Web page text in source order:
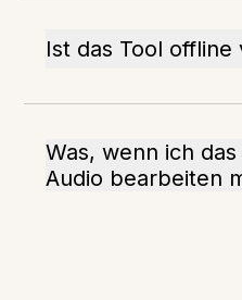
Ist das Tool offline
Was, wenn ich
Audio bearbeiten